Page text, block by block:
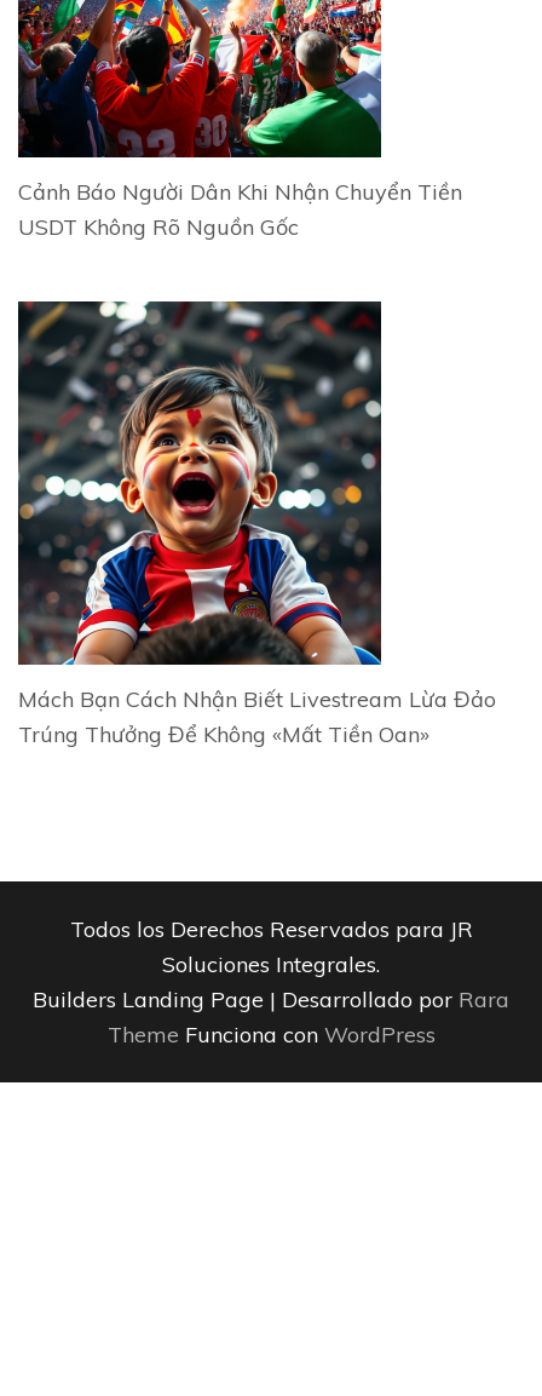
Cảnh Báo Người Dân Khi Nhận Chuyển Tiền
USDT Không Rõ Nguồn Gốc
Mách Bạn Cách Nhận Biết Livestream Lừa Đảo
Trúng Thưởng Để Không «Mất Tiền Oan»
Todos los Derechos Reservados para JR
Soluciones Integrales.
Builders Landing Page | Desarrollado por Rara
Theme Funciona con WordPress